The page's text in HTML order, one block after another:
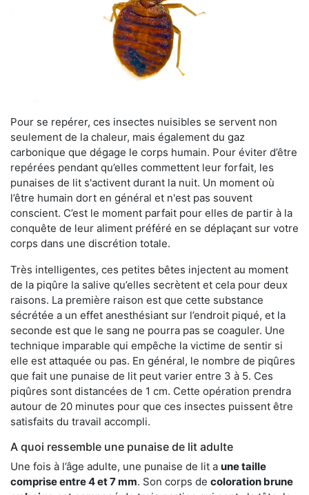
Pour se repérer, ces insectes nuisibles se servent non
seulement de la chaleur, mais également du gaz
carbonique que dégage le corps humain. Pour éviter d’être
repérées pendant qu’elles commettent leur forfait, les
punaises de lit s'activent durant la nuit. Un moment où
l’être humain dort en général et n'est pas souvent
conscient. C’est le moment parfait pour elles de partir à la
conquête de leur aliment préféré en se déplaçant sur votre
corps dans une discrétion totale.
Très intelligentes, ces petites bêtes injectent au moment
de la piqûre la salive qu’elles secrètent et cela pour deux
raisons. La première raison est que cette substance
sécrétée a un effet anesthésiant sur l’endroit piqué, et la
seconde est que le sang ne pourra pas se coaguler. Une
technique imparable qui empêche la victime de sentir si
elle est attaquée ou pas. En général, le nombre de piqûres
que fait une punaise de lit peut varier entre 3 à 5. Ces
piqûres sont distancées de 1 cm. Cette opération prendra
autour de 20 minutes pour que ces insectes puissent être
satisfaits du travail accompli.
A quoi ressemble une punaise de lit adulte
Une fois à l’âge adulte, une punaise de lit a une taille
comprise entre 4 et 7 mm. Son corps de coloration brune